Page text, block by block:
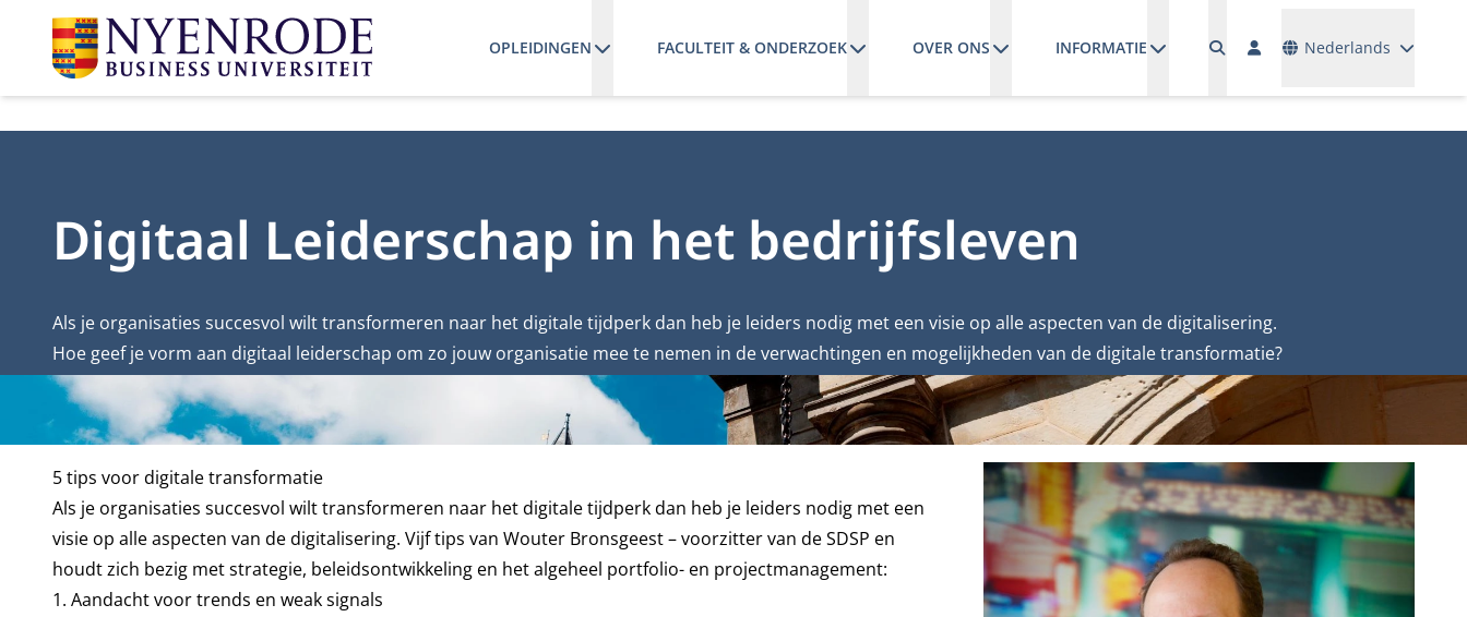
OPLEIDINGEN FACULTEIT & ONDERZOEK OVER ONS INFORMATIE Nederlands
Digitaal Leiderschap in het bedrijfsleven
Als je organisaties succesvol wilt transformeren naar het digitale tijdperk dan heb je leiders nodig met een visie op alle aspecten van de digitalisering.
Hoe geef je vorm aan digitaal leiderschap om zo jouw organisatie mee te nemen in de verwachtingen en mogelijkheden van de digitale transformatie?
5 tips voor digitale transformatie
Als je organisaties succesvol wilt transformeren naar het digitale tijdperk dan heb je leiders nodig met een
visie op alle aspecten van de digitalisering. Vijf tips van Wouter Bronsgeest – voorzitter van de SDSP en
houdt zich bezig met strategie, beleidsontwikkeling en het algeheel portfolio- en projectmanagement:
1. Aandacht voor trends en weak signals